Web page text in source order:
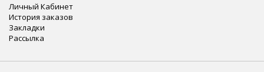
Личный Кабинет
История заказов
Закладки
Рассылка